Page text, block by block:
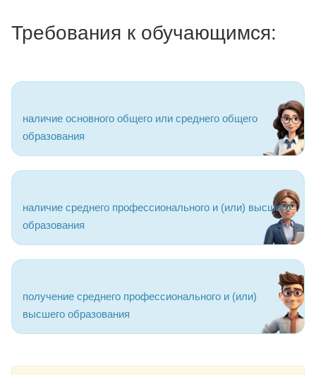
Требования к обучающимся:
наличие основного общего или среднего общего
образования
наличие среднего профессионального и (или) высшего
образования
получение среднего профессионального и (или)
высшего образования